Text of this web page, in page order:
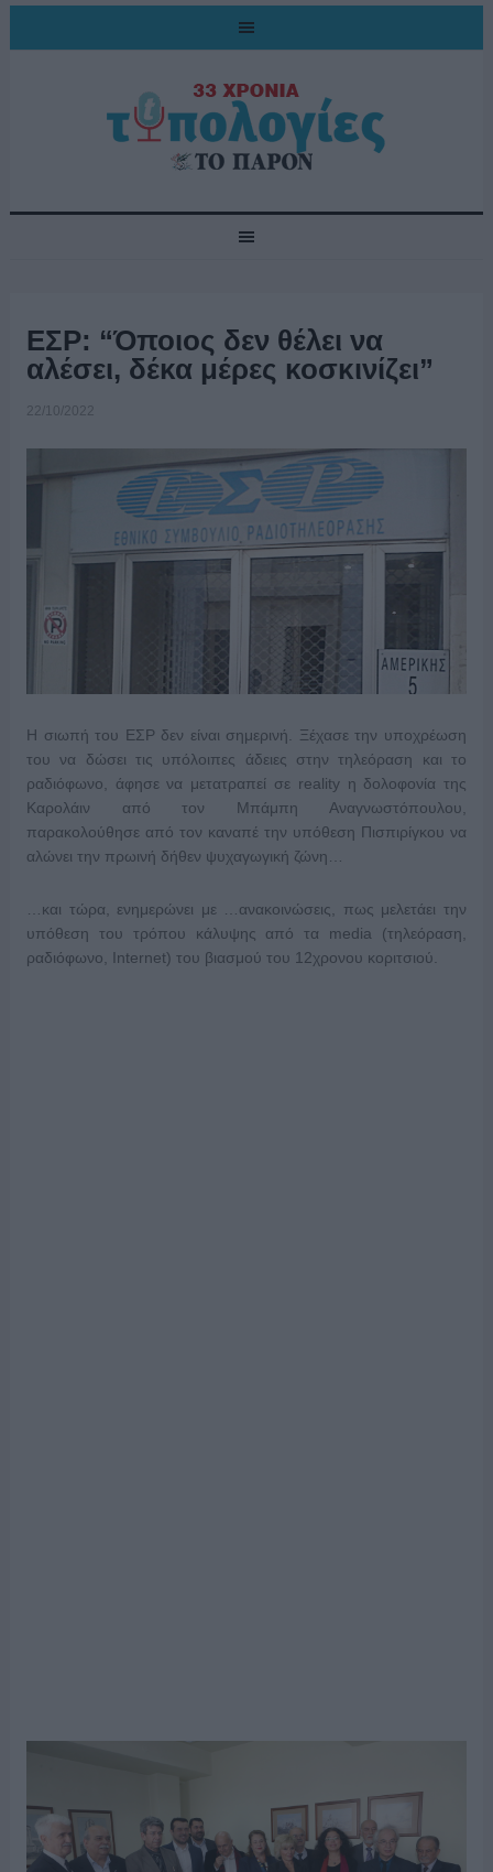
ΕΣΡ: “Όποιος δεν θέλει να
αλέσει, δέκα μέρες κοσκινίζει”
22/10/2022
Η σιωπή του ΕΣΡ δεν είναι σημερινή. Ξέχασε την υποχρέωση
του να δώσει τις υπόλοιπες άδειες στην τηλεόραση και το
ραδιόφωνο, άφησε να μετατραπεί σε reality η δολοφονία της
Καρολάιν από τον Μπάμπη Αναγνωστόπουλου,
παρακολούθησε από τον καναπέ την υπόθεση Πισπιρίγκου να
αλώνει την πρωινή δήθεν ψυχαγωγική ζώνη…
…και τώρα, ενημερώνει με …ανακοινώσεις, πως μελετάει την
υπόθεση του τρόπου κάλυψης από τα media (τηλεόραση,
ραδιόφωνο, Internet) του βιασμού του 12χρονου κοριτσιού.